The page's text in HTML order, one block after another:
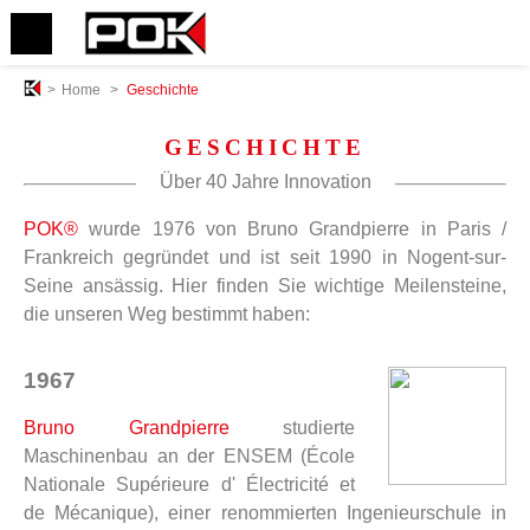
> Home > Geschichte
GESCHICHTE
Über 40 Jahre Innovation
POK® wurde 1976 von Bruno Grandpierre in Paris /
Frankreich gegründet und ist seit 1990 in Nogent-sur-
Seine ansässig. Hier finden Sie wichtige Meilensteine,
die unseren Weg bestimmt haben:
1967
Bruno Grandpierrestudierte
Maschinenbau an der ENSEM (École
Nationale Supérieure d' Électricité et
de Mécanique), einer renommierten Ingenieurschule in